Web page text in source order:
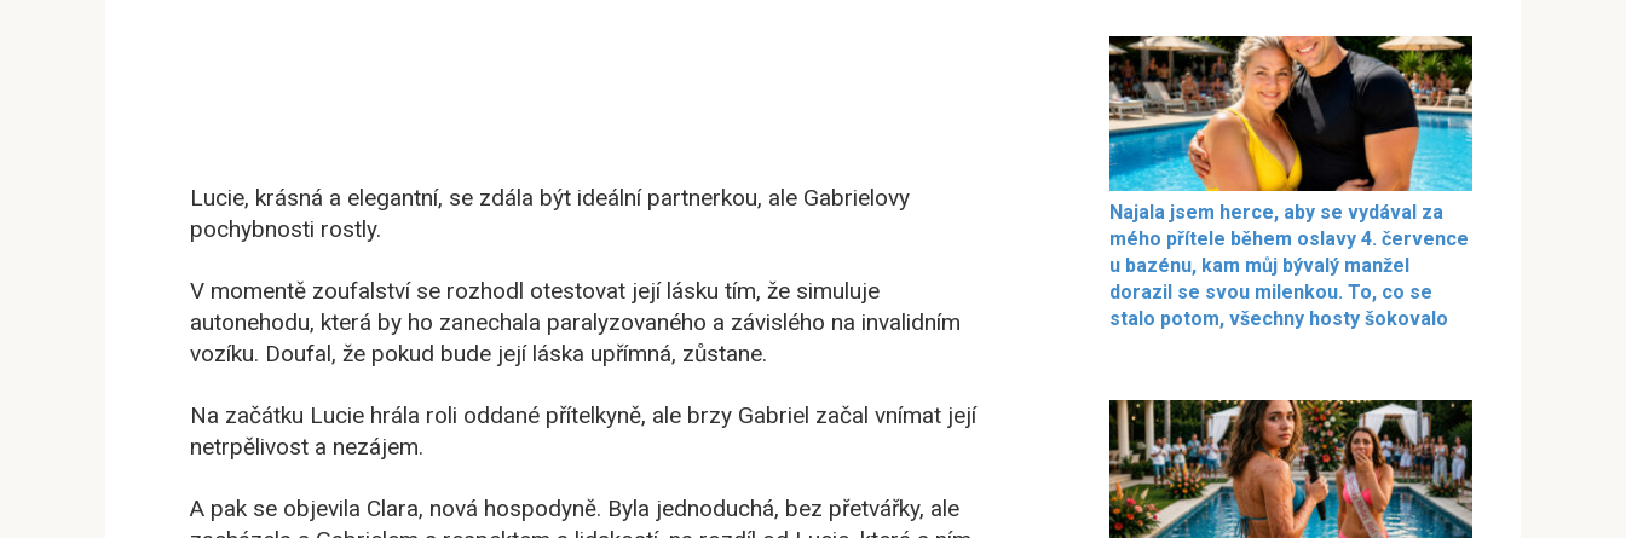
Lucie, krásná a elegantní, se zdála být ideální partnerkou, ale Gabrielovy
pochybnosti rostly.
V momentě zoufalství se rozhodl otestovat její lásku tím, že simuluje
autonehodu, která by ho zanechala paralyzovaného a závislého na invalidním
vozíku. Doufal, že pokud bude její láska upřímná, zůstane.
Na začátku Lucie hrála roli oddané přítelkyně, ale brzy Gabriel začal vnímat její
netrpělivost a nezájem.
A pak se objevila Clara, nová hospodyně. Byla jednoduchá, bez přetvářky, ale
Najala jsem herce, aby se vydával za
mého přítele během oslavy 4. července
u bazénu, kam můj bývalý manžel
dorazil se svou milenkou. To, co se
stalo potom, všechny hosty šokovalo